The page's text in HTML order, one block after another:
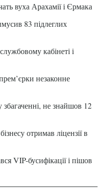
вуха Арахамії і Єрмака
83 підлеглих
кабінеті і
незаконне
не знайшов 12
отримав ліцензії в
VIP-бусифікації і пішов